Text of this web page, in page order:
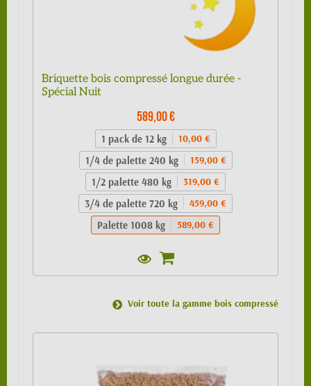
Briquette bois compressé longue durée -
Spécial Nuit
589,00 €
1 pack de 12 kg 10,00 €
1/4 de palette 240 kg 159,00 €
1/2 palette 480 kg 319,00 €
3/4 de palette 720 kg 459,00 €
Palette 1008 kg 589,00 €
Voir toute la gamme bois compressé